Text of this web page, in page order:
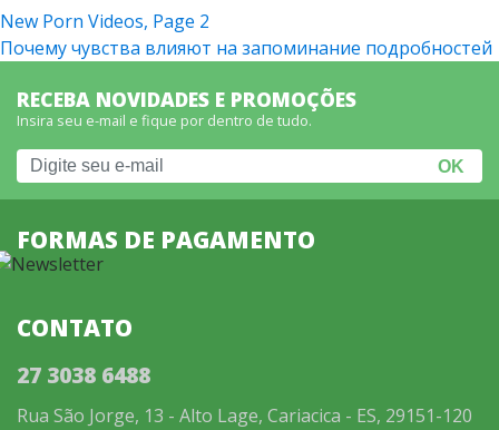
Navegação
de
Post
New Porn Videos, Page 2
Почему чувства влияют на запоминание подробностей
RECEBA NOVIDADES E PROMOÇÕES
Insira seu e-mail e fique por dentro de tudo.
FORMAS DE PAGAMENTO
CONTATO
27 3038 6488
Rua São Jorge, 13 - Alto Lage, Cariacica - ES, 29151-120